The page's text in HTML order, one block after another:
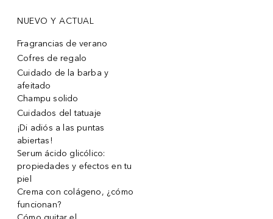
NUEVO Y ACTUAL
Fragrancias de verano
Cofres de regalo
Cuidado de la barba y
afeitado
Champu solido
Cuidados del tatuaje
¡Di adiós a las puntas
abiertas!
Serum ácido glicólico:
propiedades y efectos en tu
piel
Crema con colágeno, ¿cómo
funcionan?